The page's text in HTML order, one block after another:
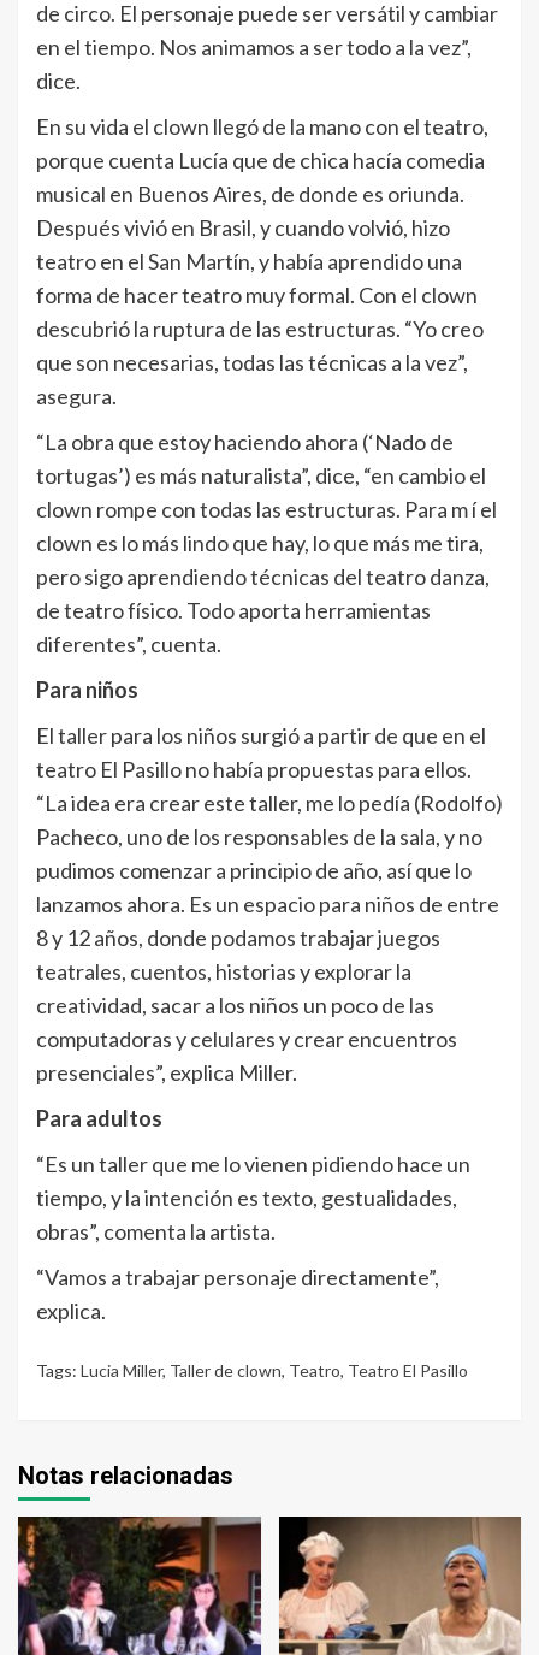
de circo. El personaje puede ser versátil y cambiar
en el tiempo. Nos animamos a ser todo a la vez”,
dice.
En su vida el clown llegó de la mano con el teatro,
porque cuenta Lucía que de chica hacía comedia
musical en Buenos Aires, de donde es oriunda.
Después vivió en Brasil, y cuando volvió, hizo
teatro en el San Martín, y había aprendido una
forma de hacer teatro muy formal. Con el clown
descubrió la ruptura de las estructuras. “Yo creo
que son necesarias, todas las técnicas a la vez”,
asegura.
“La obra que estoy haciendo ahora (‘Nado de
tortugas’) es más naturalista”, dice, “en cambio el
clown rompe con todas las estructuras. Para m í el
clown es lo más lindo que hay, lo que más me tira,
pero sigo aprendiendo técnicas del teatro danza,
de teatro físico. Todo aporta herramientas
diferentes”, cuenta.
Para niños
El taller para los niños surgió a partir de que en el
teatro El Pasillo no había propuestas para ellos.
“La idea era crear este taller, me lo pedía (Rodolfo)
Pacheco, uno de los responsables de la sala, y no
pudimos comenzar a principio de año, así que lo
lanzamos ahora. Es un espacio para niños de entre
8 y 12 años, donde podamos trabajar juegos
teatrales, cuentos, historias y explorar la
creatividad, sacar a los niños un poco de las
computadoras y celulares y crear encuentros
presenciales”, explica Miller.
Para adultos
“Es un taller que me lo vienen pidiendo hace un
tiempo, y la intención es texto, gestualidades,
obras”, comenta la artista.
“Vamos a trabajar personaje directamente”,
explica.
Tags: Lucia Miller, Taller de clown, Teatro, Teatro El Pasillo
Notas relacionadas